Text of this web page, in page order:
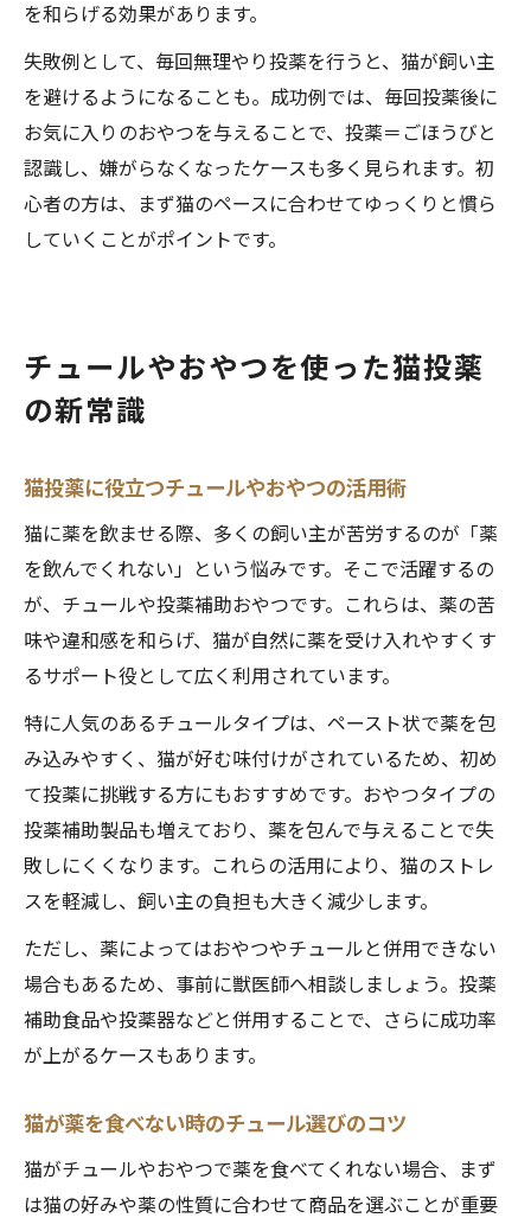
を和らげる効果があります。
失敗例として、毎回無理やり投薬を行うと、猫が飼い主
を避けるようになることも。成功例では、毎回投薬後に
お気に入りのおやつを与えることで、投薬＝ごほうびと
認識し、嫌がらなくなったケースも多く見られます。初
心者の方は、まず猫のペースに合わせてゆっくりと慣ら
していくことがポイントです。
チュールやおやつを使った猫投薬
の新常識
猫投薬に役立つチュールやおやつの活用術
猫に薬を飲ませる際、多くの飼い主が苦労するのが「薬
を飲んでくれない」という悩みです。そこで活躍するの
が、チュールや投薬補助おやつです。これらは、薬の苦
味や違和感を和らげ、猫が自然に薬を受け入れやすくす
るサポート役として広く利用されています。
特に人気のあるチュールタイプは、ペースト状で薬を包
み込みやすく、猫が好む味付けがされているため、初め
て投薬に挑戦する方にもおすすめです。おやつタイプの
投薬補助製品も増えており、薬を包んで与えることで失
敗しにくくなります。これらの活用により、猫のストレ
スを軽減し、飼い主の負担も大きく減少します。
ただし、薬によってはおやつやチュールと併用できない
場合もあるため、事前に獣医師へ相談しましょう。投薬
補助食品や投薬器などと併用することで、さらに成功率
が上がるケースもあります。
猫が薬を食べない時のチュール選びのコツ
猫がチュールやおやつで薬を食べてくれない場合、まず
は猫の好みや薬の性質に合わせて商品を選ぶことが重要